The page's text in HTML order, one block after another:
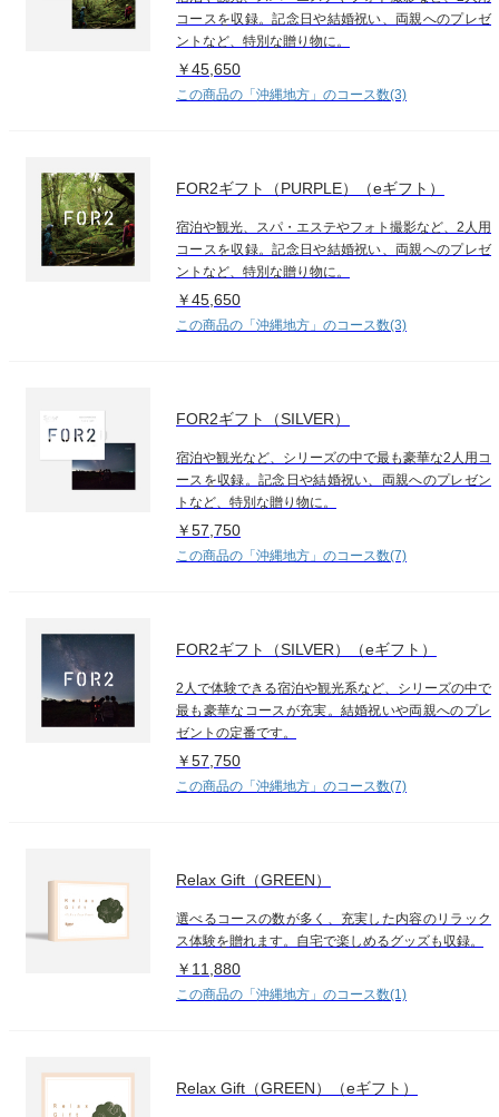
コースを収録。記念日や結婚祝い、両親へのプレゼ
ントなど、特別な贈り物に。
￥45,650
この商品の「沖縄地方」のコース数(3)
FOR2ギフト（PURPLE）（eギフト）
宿泊や観光、スパ・エステやフォト撮影など、2人用
コースを収録。記念日や結婚祝い、両親へのプレゼ
ントなど、特別な贈り物に。
￥45,650
この商品の「沖縄地方」のコース数(3)
FOR2ギフト（SILVER）
宿泊や観光など、シリーズの中で最も豪華な2人用コ
ースを収録。記念日や結婚祝い、両親へのプレゼン
トなど、特別な贈り物に。
￥57,750
この商品の「沖縄地方」のコース数(7)
FOR2ギフト（SILVER）（eギフト）
2人で体験できる宿泊や観光系など、シリーズの中で
最も豪華なコースが充実。結婚祝いや両親へのプレ
ゼントの定番です。
￥57,750
この商品の「沖縄地方」のコース数(7)
Relax Gift（GREEN）
選べるコースの数が多く、充実した内容のリラック
ス体験を贈れます。自宅で楽しめるグッズも収録。
￥11,880
この商品の「沖縄地方」のコース数(1)
Relax Gift（GREEN）（eギフト）